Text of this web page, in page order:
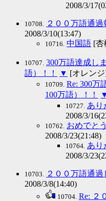
2008/3/
10708. ２００万語通過
2008/3/10(13:47)
10716. 中国語 [杏
10707. 300万語達成し
語）！！
▼ [オレンジ
10709. Re: 300万
100万語）！！
10727. あり
2008/3/
10762. おめでと
2008/3/23(21:48)
10764. あり
2008/3/
10703. ２００万語通過
2008/3/8(14:40)
10704. Re: ２